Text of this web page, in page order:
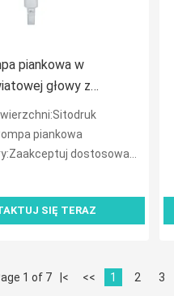
piankowa w
głowy z
długością rurki dla
piankowa
dostosowanie
SIĘ TERAZ
1 of 7 |< << 1 2 3